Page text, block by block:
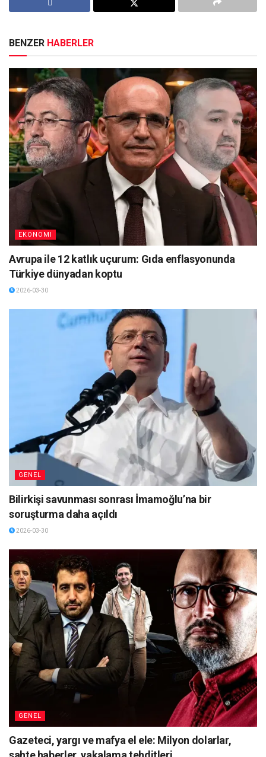
BENZER HABERLER
EKONOMI
Avrupa ile 12 katlık uçurum: Gıda enflasyonunda
Türkiye dünyadan koptu
2026-03-30
GENEL
Bilirkişi savunması sonrası İmamoğlu’na bir
soruşturma daha açıldı
2026-03-30
GENEL
Gazeteci, yargı ve mafya el ele: Milyon dolarlar,